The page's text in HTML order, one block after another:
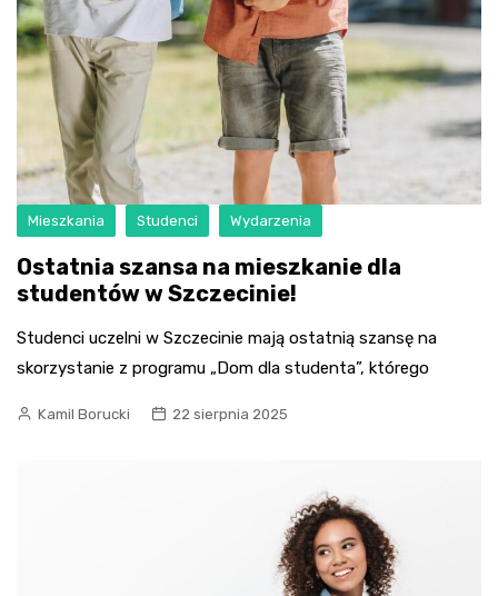
Mieszkania Studenci Wydarzenia
Ostatnia szansa na mieszkanie dla
studentów w Szczecinie!
Studenci uczelni w Szczecinie mają ostatnią szansę na
skorzystanie z programu „Dom dla studenta”, którego
Kamil Borucki 22 sierpnia 2025